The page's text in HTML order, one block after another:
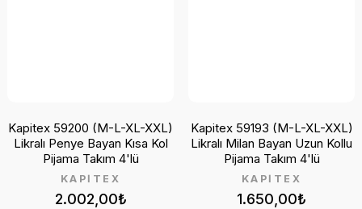
2.002,00₺
KAPİTEX
Kapitex 59200 (M-L-XL-XXL)
Likralı Penye Bayan Kısa Kol
Pijama Takım 4'lü
1.650,00₺
KAPİTEX
Kapitex 59193 (M-L-XL-XXL)
Likralı Milan Bayan Uzun Kollu
Pijama Takım 4'lü